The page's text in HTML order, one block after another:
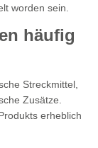
worden sein.
häufig
Streckmittel,
Zusätze.
erheblich